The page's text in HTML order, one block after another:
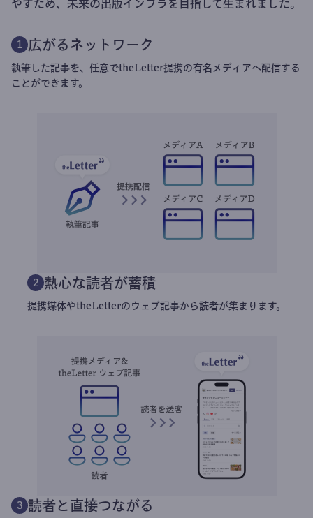
やすため、未来の出版インフラを目指して生まれました。
1 広がるネットワーク
執筆した記事を、任意でtheLetter提携の有名メディアへ配信する
ことができます。
2 熱心な読者が蓄積
提携媒体やtheLetterのウェブ記事から読者が集まります。
3 読者と直接つながる